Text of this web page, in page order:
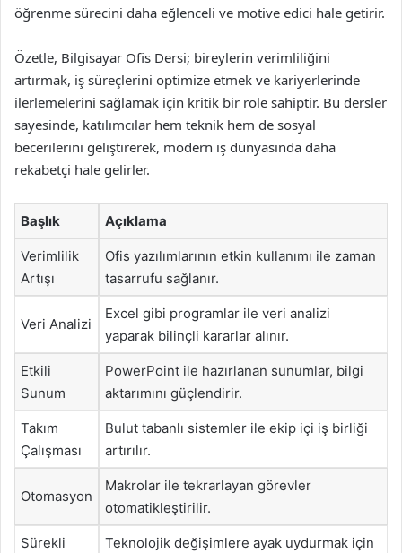
öğrenme sürecini daha eğlenceli ve motive edici hale getirir.
Özetle, Bilgisayar Ofis Dersi; bireylerin verimliliğini
artırmak, iş süreçlerini optimize etmek ve kariyerlerinde
ilerlemelerini sağlamak için kritik bir role sahiptir. Bu dersler
sayesinde, katılımcılar hem teknik hem de sosyal
becerilerini geliştirerek, modern iş dünyasında daha
rekabetçi hale gelirler.
Başlık Açıklama
Verimlilik
Artışı
Ofis yazılımlarının etkin kullanımı ile zaman
tasarrufu sağlanır.
Veri Analizi
Excel gibi programlar ile veri analizi
yaparak bilinçli kararlar alınır.
Etkili
Sunum
PowerPoint ile hazırlanan sunumlar, bilgi
aktarımını güçlendirir.
Takım
Çalışması
Bulut tabanlı sistemler ile ekip içi iş birliği
artırılır.
Otomasyon
Makrolar ile tekrarlayan görevler
otomatikleştirilir.
Sürekli
Teknolojik değişimlere ayak uydurmak için